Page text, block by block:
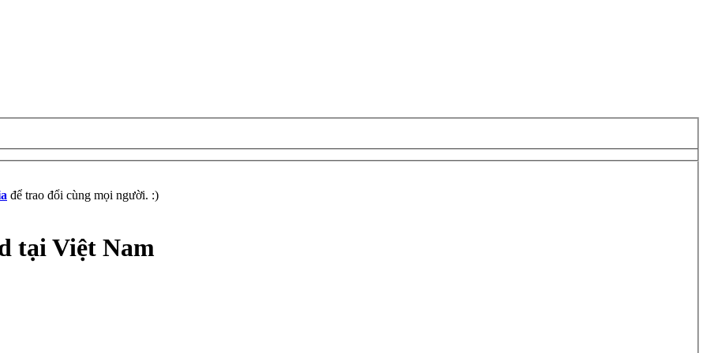
để trao đổi cùng mọi người. :)
tại Việt Nam